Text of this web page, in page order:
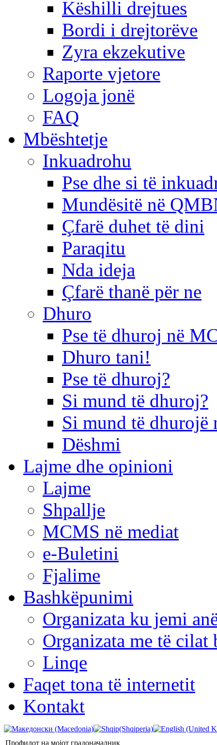
Këshilli drejtues
Bordi i drejtorëve
Zyra ekzekutive
Raporte vjetore
Logoja jonë
FAQ
Mbështetje
Inkuadrohu
Pse dhe si të
Mundësitë në
Çfarë duhet të dini
Paraqitu
Nda ideja
Çfarë thanë për ne
Dhuro
Pse të dhuroj në
Dhuro tani!
Pse të dhuroj?
Si mund të dhuroj?
Si mund të dhurojë
Dëshmi
Lajme dhe opinioni
Lajme
Shpallje
MCMS në mediat
e-Buletini
Fjalime
Bashkëpunimi
Organizata ku jemi
Organizata me të cilat
Linqe
Faqet tona të internetit
Kontakt
Профилот на мојот градоначалник